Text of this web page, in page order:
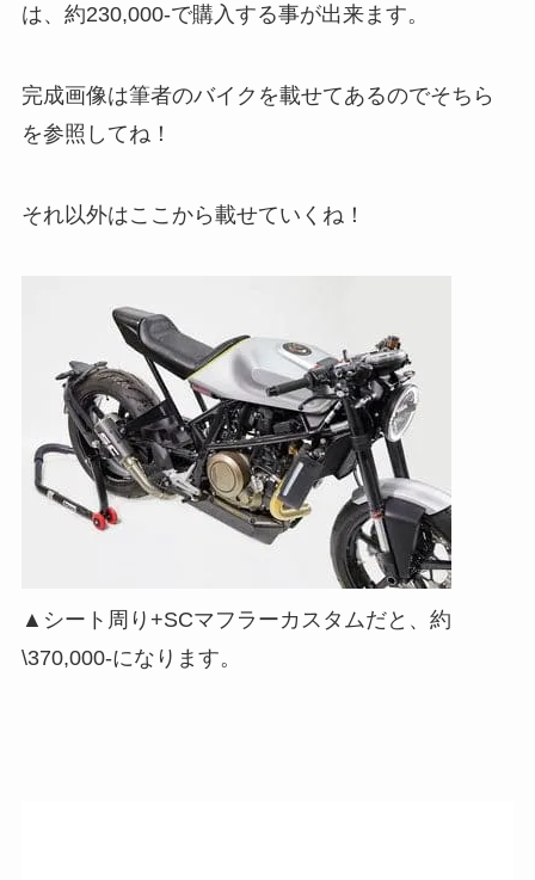
は、約230,000-で購入する事が出来ます。
完成画像は筆者のバイクを載せてあるのでそちら
を参照してね！
それ以外はここから載せていくね！
▲シート周り+SCマフラーカスタムだと、約
\370,000-になります。